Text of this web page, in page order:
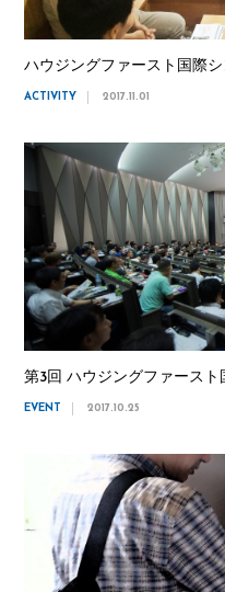
ハウジングファースト国際
ACTIVITY 2017.11.01
第3回 ハウジングファース
EVENT 2017.10.25